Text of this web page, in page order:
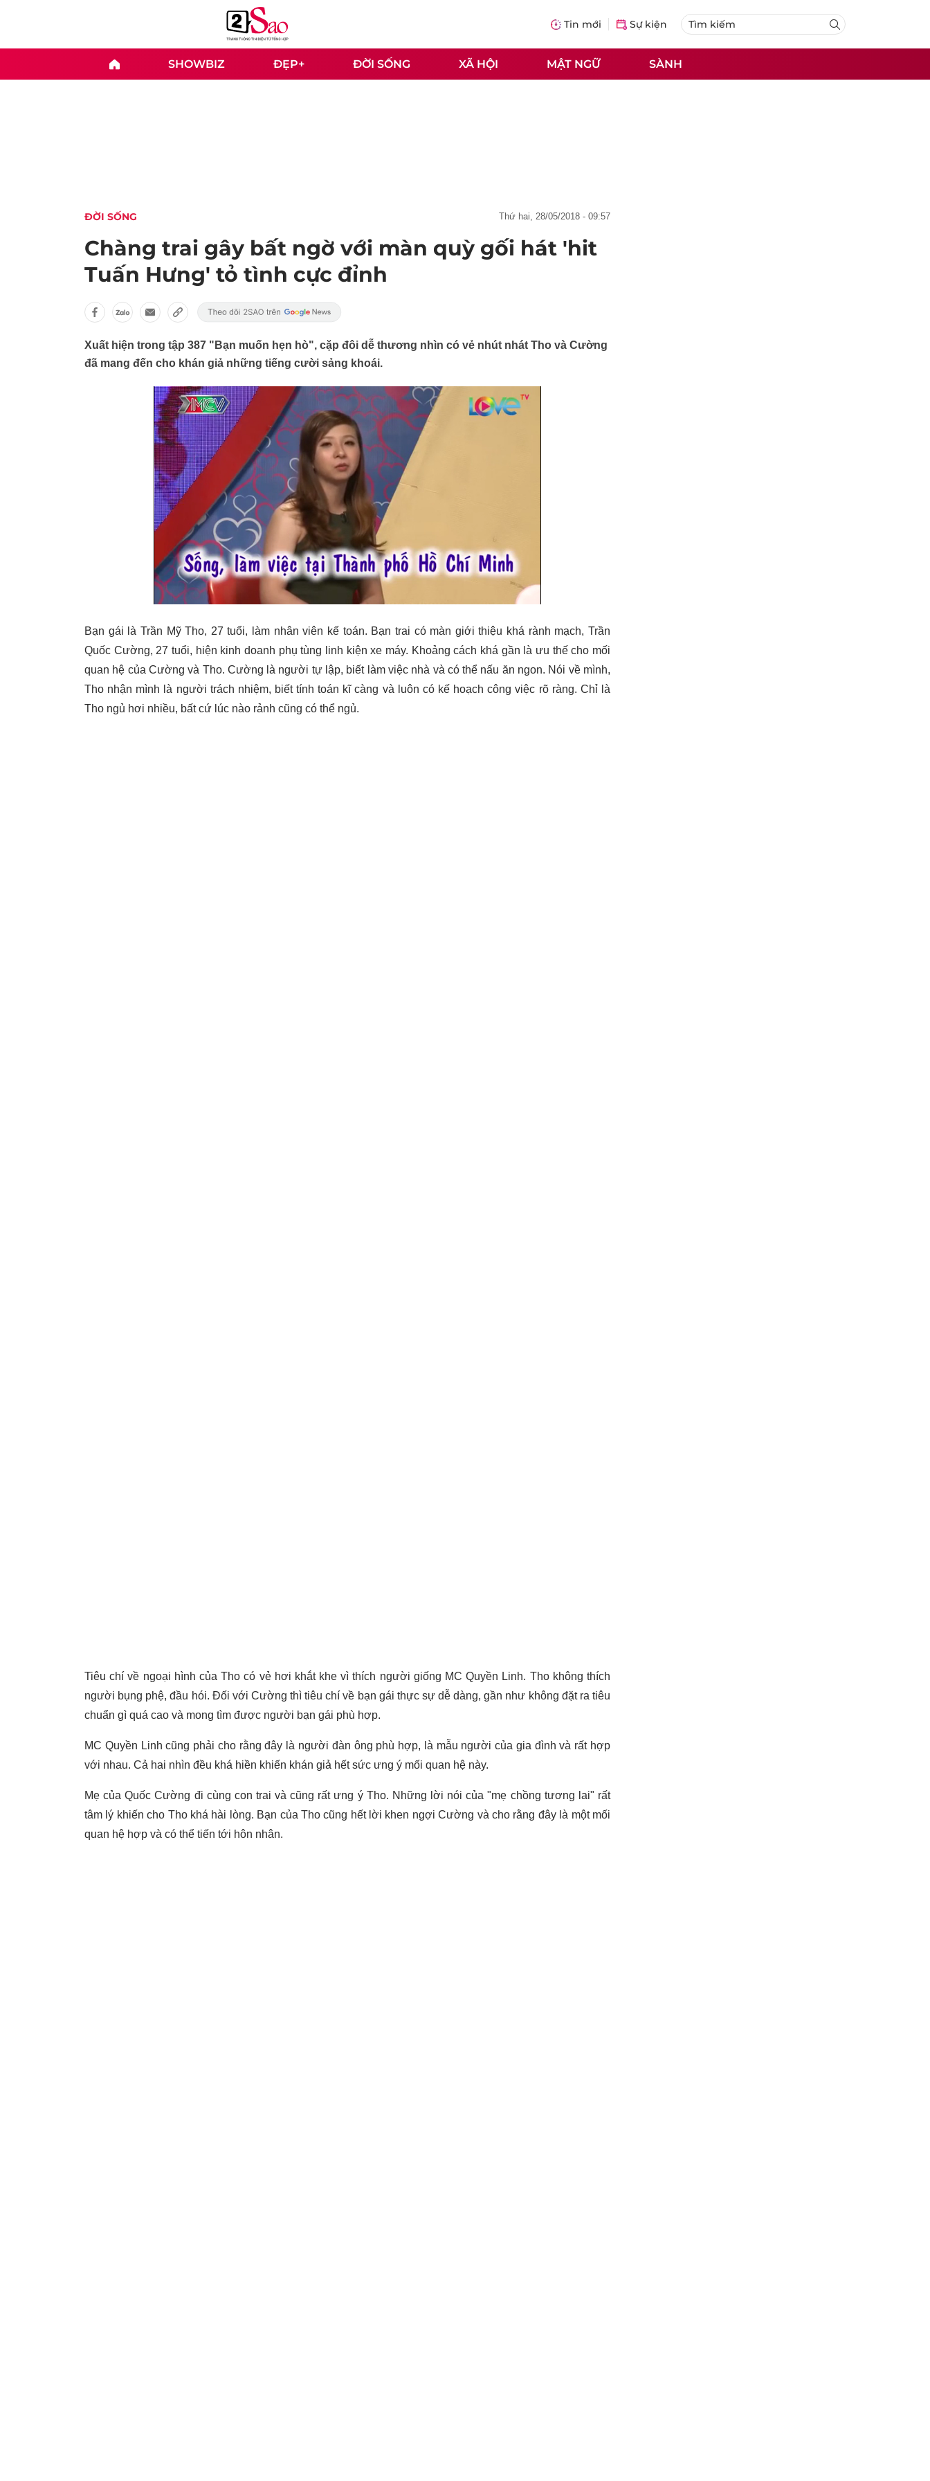
Tin mới Sự kiện
SHOWBIZ ĐẸP+ ĐỜI SỐNG XÃ HỘI MẬT NGỮ SÀNH
ĐỜI SỐNG thứ hai, 28/05/2018 - 09:57
Chàng trai gây bất ngờ với màn quỳ gối hát 'hit
Tuấn Hưng' tỏ tình cực đỉnh
Xuất hiện trong tập 387 "Bạn muốn hẹn hò", cặp đôi dễ thương nhìn có vẻ nhút nhát Tho và Cường
đã mang đến cho khán giả những tiếng cười sảng khoái.
Bạn gái là Trần Mỹ Tho, 27 tuổi, làm nhân viên kế toán. Bạn trai có màn giới thiệu khá rành mạch, Trần
Quốc Cường, 27 tuổi, hiện kinh doanh phụ tùng linh kiện xe máy. Khoảng cách khá gần là ưu thế cho mối
quan hệ của Cường và Tho. Cường là người tự lập, biết làm việc nhà và có thể nấu ăn ngon. Nói về mình,
Tho nhận mình là người trách nhiệm, biết tính toán kĩ càng và luôn có kế hoạch công việc rõ ràng. Chỉ là
Tho ngủ hơi nhiều, bất cứ lúc nào rảnh cũng có thể ngủ.
Tiêu chí về ngoại hình của Tho có vẻ hơi khắt khe vì thích người giống MC Quyền Linh. Tho không thích
người bụng phệ, đầu hói. Đối với Cường thì tiêu chí về bạn gái thực sự dễ dàng, gần như không đặt ra tiêu
chuẩn gì quá cao và mong tìm được người bạn gái phù hợp.
MC Quyền Linh cũng phải cho rằng đây là người đàn ông phù hợp, là mẫu người của gia đình và rất hợp
với nhau. Cả hai nhìn đều khá hiền khiến khán giả hết sức ưng ý mối quan hệ này.
Mẹ của Quốc Cường đi cùng con trai và cũng rất ưng ý Tho. Những lời nói của "mẹ chồng tương lai" rất
tâm lý khiến cho Tho khá hài lòng. Bạn của Tho cũng hết lời khen ngợi Cường và cho rằng đây là một mối
quan hệ hợp và có thể tiến tới hôn nhân.